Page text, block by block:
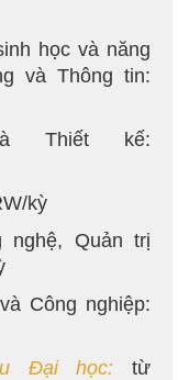
học và năng
và Thông tin:
Thiết kế:
kỳ
nghệ, Quản trị
Công nghiệp:
Đại học: từ